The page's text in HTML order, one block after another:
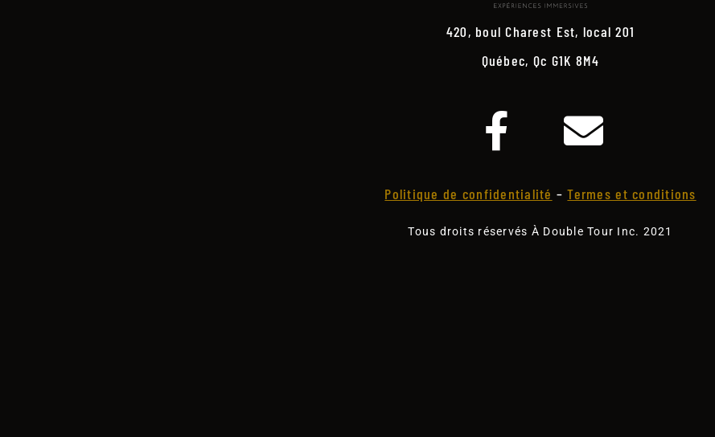
420, boul Charest Est, local 201
Québec, Qc G1K 8M4
Politique de confidentialité –Termes et conditions
Tous droits réservés À Double Tour Inc. 2021